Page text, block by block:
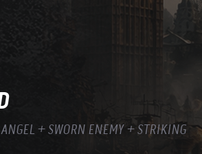
+ SWORN ENEMY + STRIKING